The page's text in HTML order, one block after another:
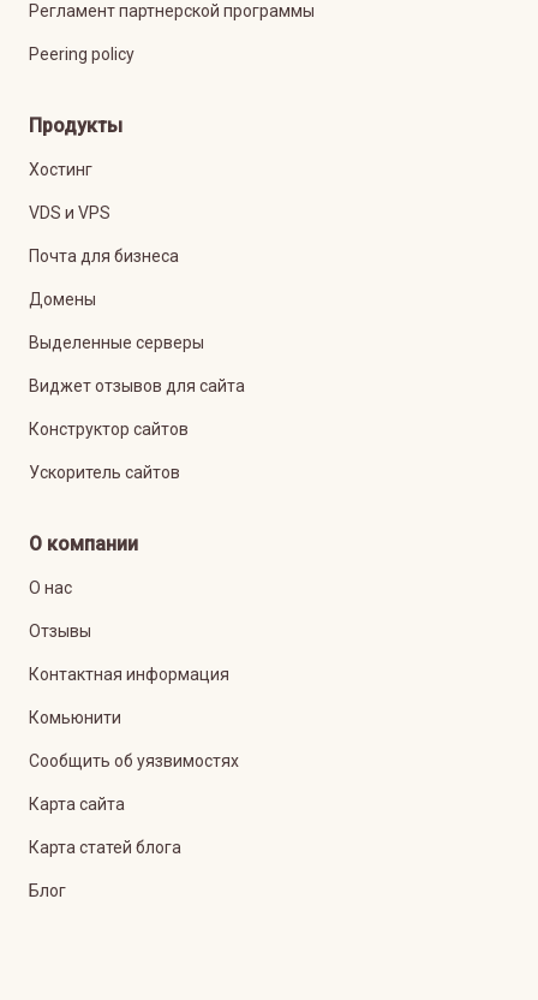
Регламент партнерской программы
Peering policy
Продукты
Хостинг
VDS и VPS
Почта для бизнеса
Домены
Выделенные серверы
Виджет отзывов для сайта
Конструктор сайтов
Ускоритель сайтов
О компании
О нас
Отзывы
Контактная информация
Комьюнити
Сообщить об уязвимостях
Карта сайта
Карта статей блога
Блог